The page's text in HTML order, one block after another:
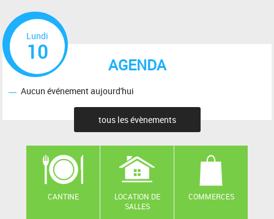
AGENDA
Lundi
10
Aucun événement aujourd'hui
tous les évènements
CANTINE
LOCATION DE
SALLES
COMMERCES